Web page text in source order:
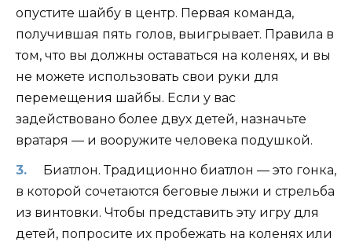
опустите шайбу в центр. Первая команда,
получившая пять голов, выигрывает. Правила в
том, что вы должны оставаться на коленях, и вы
не можете использовать свои руки для
перемещения шайбы. Если у вас
задействовано более двух детей, назначьте
вратаря — и вооружите человека подушкой.
Биатлон. Традиционно биатлон — это гонка,
в которой сочетаются беговые лыжи и стрельба
из винтовки. Чтобы представить эту игру для
детей, попросите их пробежать на коленях или